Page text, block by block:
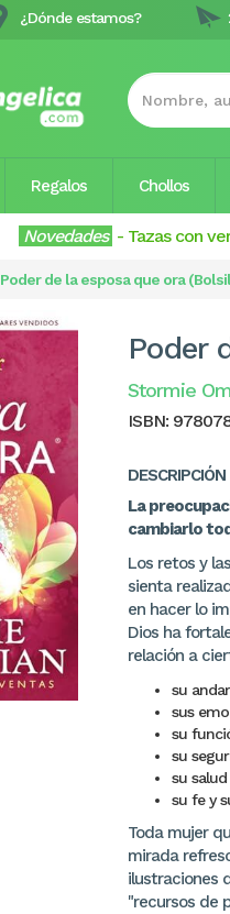
¿Dónde estamos?
Regalos Chollos
Novedades - Tazas con
Poder de la esposa que ora
Poder
Stormie
ISBN:
DESCRIPCIÓN
La
cambiarlo
Los retos y
sienta
en hacer lo
Dios ha
relación a
su
sus
su
su
su
su fe y
Toda mujer
mirada
ilustraciones
"recursos de